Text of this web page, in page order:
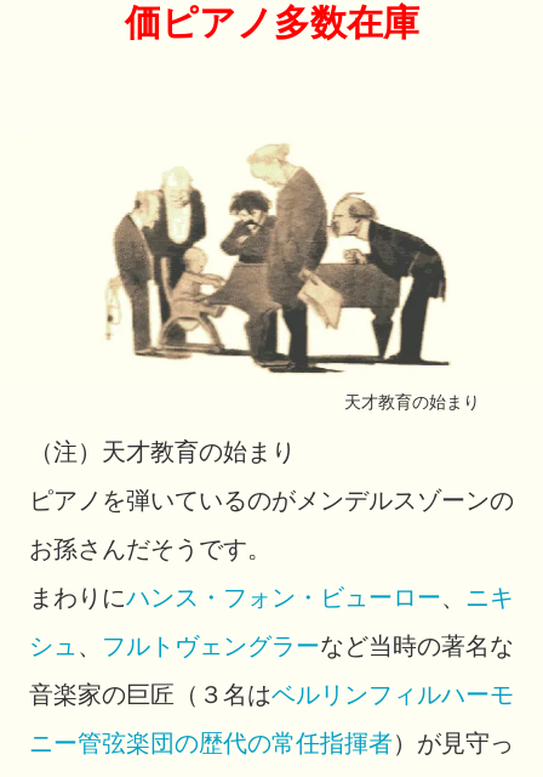
価ピアノ多数在庫
天才教育の始まり
（注）天才教育の始まり
ピアノを弾いているのがメンデルスゾーンの
お孫さんだそうです。
まわりにハンス・フォン・ビューロー、 ニキ
シュ 、 フルトヴェングラーなど当時の著名な
音楽家の巨匠（３名はベルリンフィルハーモ
ニー管弦楽団の歴代の常任指揮者）が見守っ